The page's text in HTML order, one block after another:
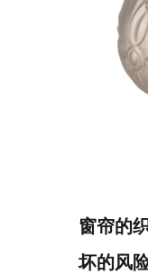
窗帘的
坏的风